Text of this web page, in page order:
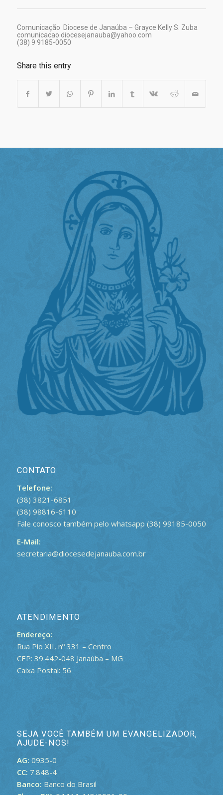
Comunicação Diocese de Janaúba – Grayce Kelly S. Zuba
comunicacao.diocesejanauba@yahoo.com
(38) 9 9185-0050
Share this entry
CONTATO
Telefone:
(38) 3821-6851
(38) 98816-6110
Fale conosco também pelo whatsapp (38) 99185-0050
E-Mail:
secretaria@diocesedejanauba.com.br
ATENDIMENTO
Endereço:
Rua Pio XII, nº 331 – Centro
CEP: 39.442-048 Janaúba – MG
Caixa Postal: 56
SEJA VOCÊ TAMBÉM UM EVANGELIZADOR,
AJUDE-NOS!
AG: 0935-0
CC: 7.848-4
Banco: Banco do Brasil